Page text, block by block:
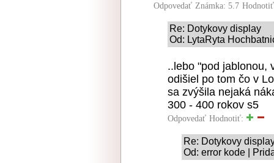
Odpovedať Známka: 5.7
Re: Dotykovy display
Od: LytaRyta
..lebo "pod jablonou,
odišiel po tom čo v
sa zvýšila nejaká
300 - 400 rokov s5
Odpovedať Hodnotiť:
Re: Dotykovy
Od: error kode |